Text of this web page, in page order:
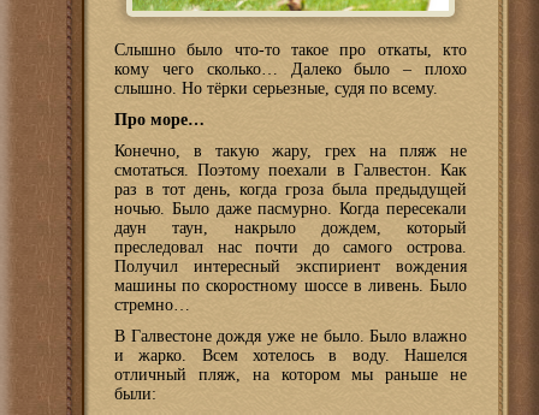
Слышно было что-то такое про откаты, кто
кому чего сколько… Далеко было – плохо
слышно. Но тёрки серьезные, судя по всему.
Про море…
Конечно, в такую жару, грех на пляж не
смотаться. Поэтому поехали в Галвестон. Как
раз в тот день, когда гроза была предыдущей
ночью. Было даже пасмурно. Когда пересекали
даун таун, накрыло дождем, который
преследовал нас почти до самого острова.
Получил интересный экспириент вождения
машины по скоростному шоссе в ливень. Было
стремно…
В Галвестоне дождя уже не было. Было влажно
и жарко. Всем хотелось в воду. Нашелся
отличный пляж, на котором мы раньше не
были: